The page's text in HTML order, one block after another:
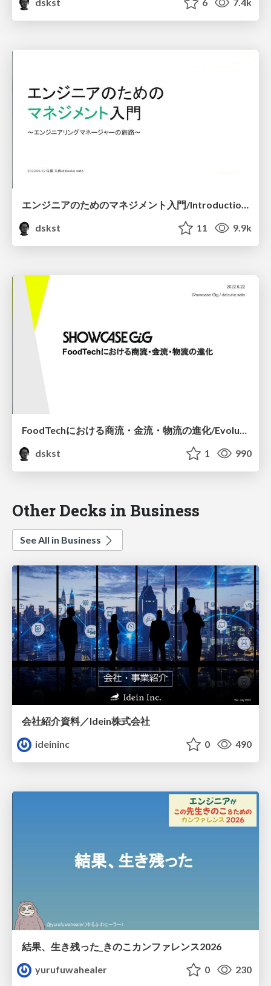
エンジニアのためのマネジメント入門/Introduction to Management for Software Engineers
dskst
11 9.9k
FoodTechにおける商流・金流・物流の進化/Evolution of Commercial, Financial, and Logistics in FoodTech
dskst
1 990
Other Decks in Business
See All in Business
会社紹介資料／Idein株式会社
ideininc
0 490
結果、生き残った_きのこカンファレンス2026
yurufuwahealer
0 230